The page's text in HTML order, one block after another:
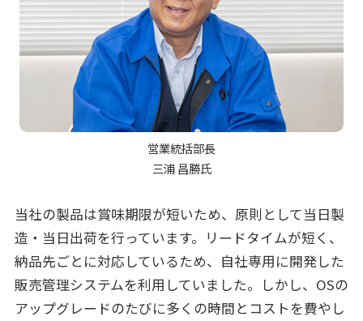
営業統括部長
三浦 昌勝氏
当社の製品は賞味期限が短いため、原則として当日製
造・当日出荷を行っています。リードタイムが短く、
納品先ごとに対応しているため、自社専用に開発した
販売管理システムを利用していました。しかし、OSの
アップグレードのたびに多くの時間とコストを費やし